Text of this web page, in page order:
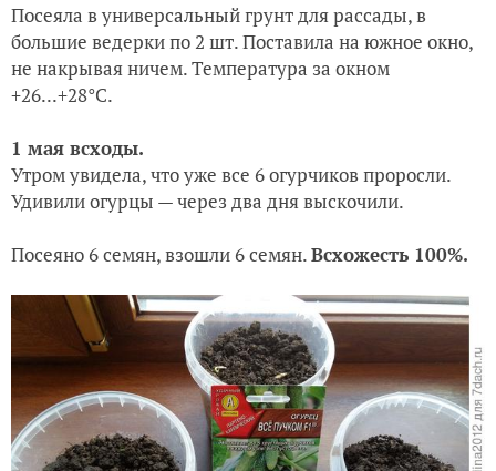
Посеяла в универсальный грунт для рассады, в
большие ведерки по 2 шт. Поставила на южное окно,
не накрывая ничем. Температура за окном
+26...+28°С.
1 мая всходы.
Утром увидела, что уже все 6 огурчиков проросли.
Удивили огурцы — через два дня выскочили.
Посеяно 6 семян, взошли 6 семян.Всхожесть 100%.